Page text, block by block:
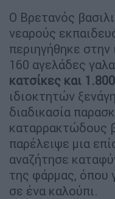
Ο Βρετανός
νεαρούς
περιηγήθηκε στην
160 αγελάδες
κατσίκες και
ιδιοκτητών
διαδικασία
καταρρακτώδους
παρέλειψε μια
αναζήτησε
της φάρμας, όπου
σε ένα καλούπι.